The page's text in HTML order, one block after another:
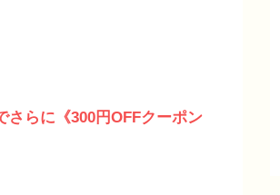
さらに 《300円OFFクーポン